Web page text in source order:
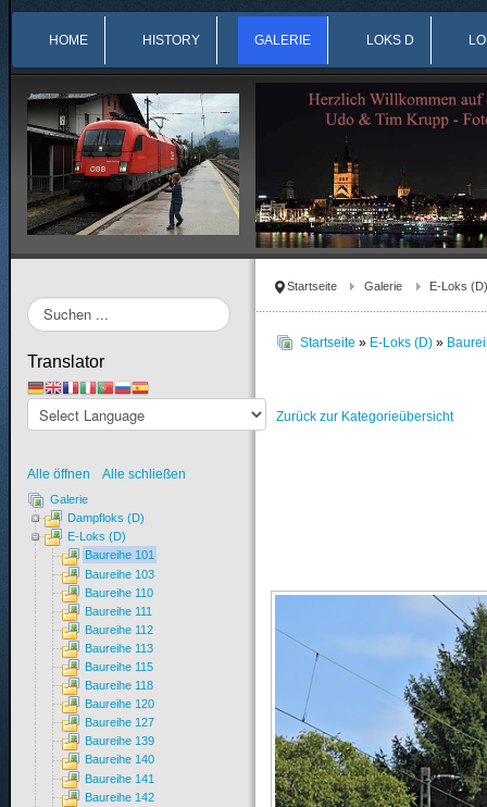
HOME HISTORY GALERIE LOKS D
Startseite Galerie E-Loks (D)
Startseite » E-Loks (D) »
Zurück zur Kategorieübersicht
Suchen
...
Translator
Alle öffnen Alle schließen
Galerie
Dampfloks (D)
E-Loks (D)
Baureihe 101
Baureihe 103
Baureihe 110
Baureihe 111
Baureihe 112
Baureihe 113
Baureihe 115
Baureihe 118
Baureihe 120
Baureihe 127
Baureihe 139
Baureihe 140
Baureihe 141
Baureihe 142